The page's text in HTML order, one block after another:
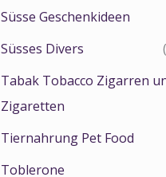
Süsse Geschenkideen
Süsses Divers
Tabak Tobacco Zigarren
Zigaretten
Tiernahrung Pet Food
Toblerone